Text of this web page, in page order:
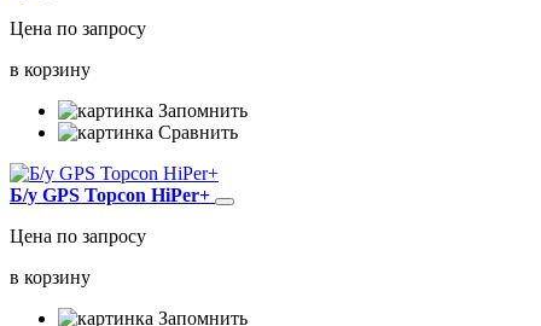
Цена по запросу
в корзину
Запомнить
Сравнить
Б/у GPS Topcon HiPer+
Цена по запросу
в корзину
Запомнить